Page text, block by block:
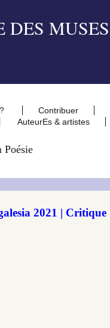
Contribuer
AuteurEs & artistes
Poésie
2021 |